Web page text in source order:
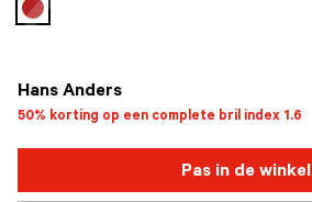
Hans Anders
50% korting op een complete bril index 1.6
geselecteerd
Pas in de winkel